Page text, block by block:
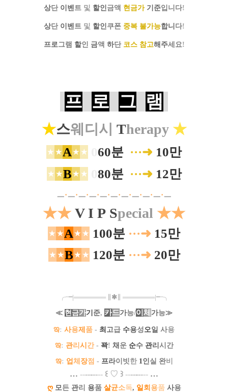
상단 이벤 트 및 할인 금액 현금가 기준입니다!
상단 이벤 트 및 할인 쿠폰 중복 불가능합니 다!
프로그램 할인 금액 하단 코스 참고해주세요!
프 로 그 램
★스웨디시 Therapy ★
⋆⋆A⋆⋆ 60분 ···➜ 10만
⋆⋆B⋆⋆ 80분 ···➜ 12만
ㅡ·ㅡ·ㅡ·ㅡ·ㅡ·ㅡ·ㅡ·ㅡ·ㅡ·ㅡ·ㅡ
★★ V I P Special ★★
⋆⋆A⋆⋆ 100분 ···➜ 15만
⋆⋆B⋆⋆ 120분 ···➜ 20만
╭╼|═══════ ✱∥ ═══════|╾╮
≪ 현 금가기 준, 카드가능/이 체 가능≫
ఇ: 사용제 품 - 최 고급 수용성 오일 사용
ఇ: 관리 시 간 - 꽉! 채 운 순수 관리 시간
ఇ: 업 체 장점 - 프라이빗한 1 인 실 완비
… --------- ꒰ ♡ ꒱ --------- …
ღ 모 든 관리 용품 살균소독, 일 회 용품 사용